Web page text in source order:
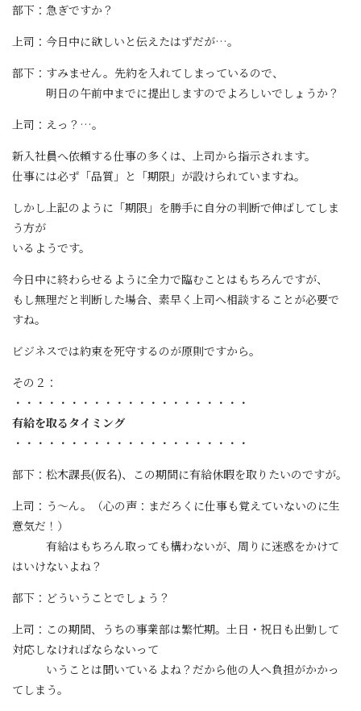
部下：急ぎですか？
上司：今日中に欲しいと伝えたはずだが…。
部下：すみません。先約を入れてしまっているので、
明日の午前中までに提出しますのでよろしいでしょうか？
上司：えっ？…。
新入社員へ依頼する仕事の多くは、上司から指示されます。
仕事には必ず「品質」と「期限」が設けられていますね。
しかし上記のように「期限」を勝手に自分の判断で伸ばしてしま
う方が
いるようです。
今日中に終わらせるように全力で臨むことはもちろんですが、
もし無理だと判断した場合、素早く上司へ相談することが必要で
すね。
ビジネスでは約束を死守するのが原則ですから。
その２：
・・・・・・・・・・・・・・・・・・・・・
有給を取るタイミング
・・・・・・・・・・・・・・・・・・・・・
部下：松木課長(仮名)、この期間に有給休暇を取りたいのですが。
上司：う～ん。（心の声：まだろくに仕事も覚えていないのに生
意気だ！）
有給はもちろん取っても構わないが、周りに迷惑をかけて
はいけないよね？
部下：どういうことでしょう？
上司：この期間、うちの事業部は繁忙期。土日・祝日も出勤して
対応しなければならないって
いうことは聞いているよね？だから他の人へ負担がかかっ
てしまう。